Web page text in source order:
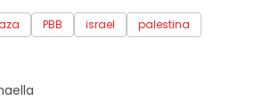
PBB israel palestina